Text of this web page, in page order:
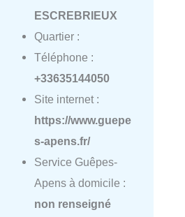
ESCREBRIEUX
Quartier :
Téléphone :
+33635144050
Site internet :
https://www.guepe
s-apens.fr/
Service Guêpes-
Apens à domicile :
non renseigné